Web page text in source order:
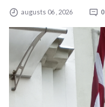
augusts 06 , 2026 0